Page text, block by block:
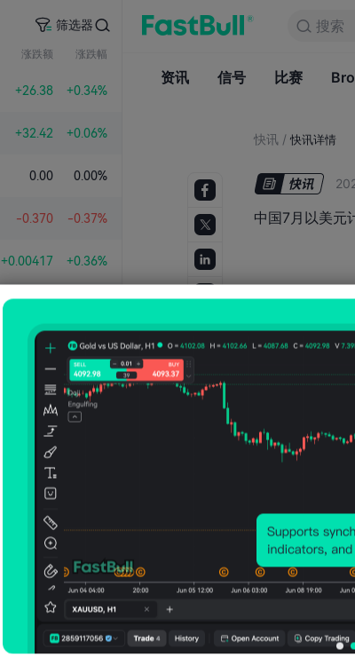
筛选器
涨跌额 涨跌幅
+26.38 +0.34%
+32.42 +0.06%
0.00 0.00%
-0.370 -0.37%
+0.00417 +0.36%
+0.00457
+94.38 +2.23%
+0.099 +0.13%
搜索
搜索
资讯 信号 比赛
快讯 / 快讯详情
中国7月以美元